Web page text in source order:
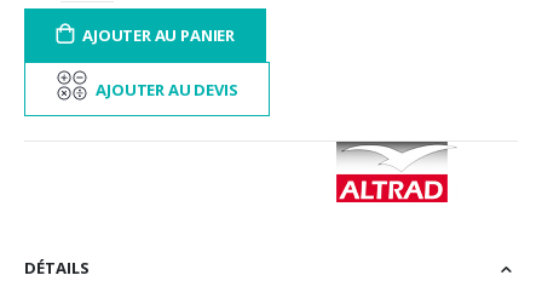
AJOUTER AU PANIER
AJOUTER AU DEVIS
DÉTAILS